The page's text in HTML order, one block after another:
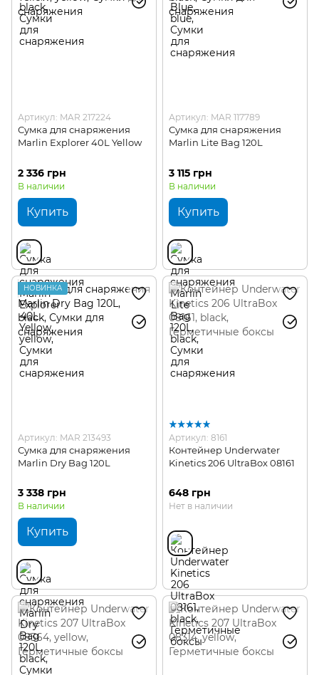
Артикул: MAR 217224
Сумка для снаряжения
Marlin Explorer 40L Yellow
2 336 грн
В наличии
Купить
Артикул: MAR 117789
Сумка для снаряжения
Marlin Lite Bag 120L
3 115 грн
В наличии
Купить
НОВИНКА
Артикул: MAR 213493
Сумка для снаряжения
Marlin Dry Bag 120L
3 338 грн
В наличии
Купить
Артикул: 8161
Контейнер Underwater
Kinetics 206 UltraBox 08161
648 грн
Нет в наличии